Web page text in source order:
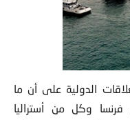
الدولية على أن ما
وكل من أستراليا